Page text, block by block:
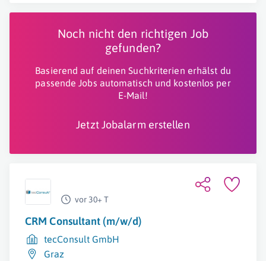
Noch nicht den richtigen Job
gefunden?
Basierend auf deinen Suchkriterien erhälst du
passende Jobs automatisch und kostenlos per
E-Mail!
Jetzt Jobalarm erstellen
vor 30+ T
CRM Consultant (m/w/d)
tecConsult GmbH
Graz